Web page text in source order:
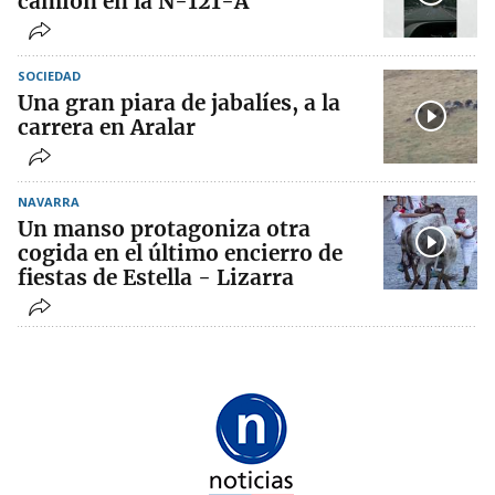
SOCIEDAD
Una gran piara de jabalíes, a la
carrera en Aralar
NAVARRA
Un manso protagoniza otra
cogida en el último encierro de
fiestas de Estella - Lizarra